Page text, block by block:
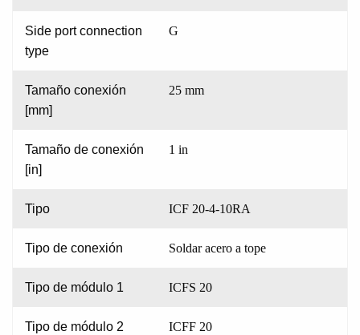
Side port connection
type
G
Tamaño conexión
[mm]
25 mm
Tamaño de conexión
[in]
1 in
Tipo ICF 20-4-10RA
Tipo de conexión Soldar acero a tope
Tipo de módulo 1 ICFS 20
Tipo de módulo 2 ICFF 20